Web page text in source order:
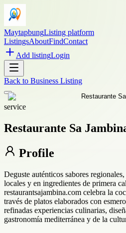
MaytapbungListing platform
ListingsAboutFindContact
Add listingLogin
Back to Business Listing
service
Restaurante Sa
Profile
Deguste auténticos sabores
locales y en ingredientes de primera
restaurantsajambina.com celebra la
través de platos elaborados con
refinadas experiencias culinarias,
gastronomía mediterránea y de la